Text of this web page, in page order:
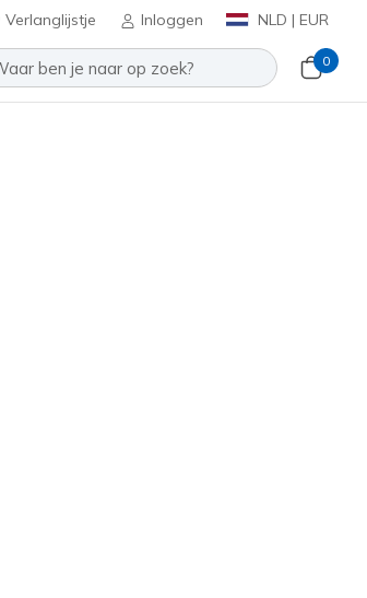
Verlanglijstje Inloggen NLD | EUR
0